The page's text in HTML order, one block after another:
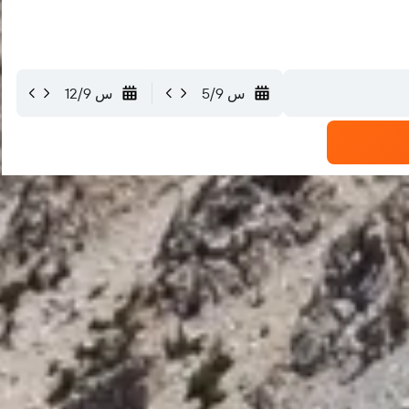
س 5/9 س 12/9